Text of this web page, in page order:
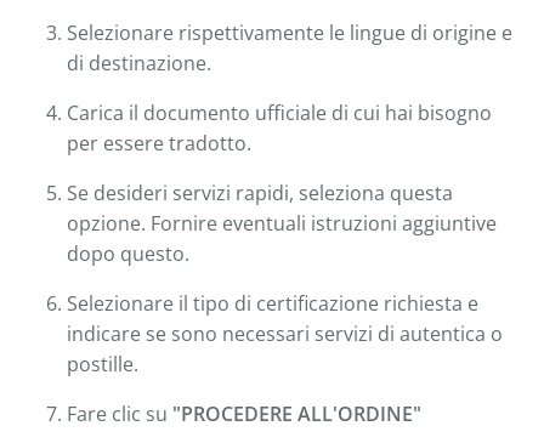
Selezionare rispettivamente le lingue di origine e
di destinazione.
Carica il documento ufficiale di cui hai bisogno
per essere tradotto.
Se desideri servizi rapidi, seleziona questa
opzione. Fornire eventuali istruzioni aggiuntive
dopo questo.
Selezionare il tipo di certificazione richiesta e
indicare se sono necessari servizi di autentica o
postille.
Fare clic su "PROCEDERE ALL'ORDINE"